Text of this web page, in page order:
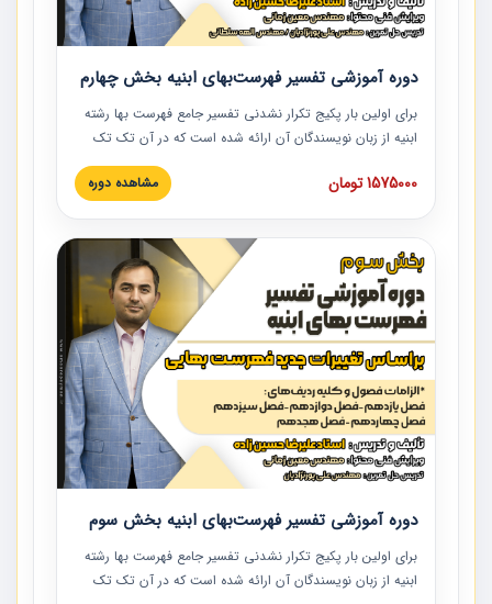
دوره آموزشی تفسیر فهرست‌بهای ابنیه بخش چهارم
برای اولین بار پکیج تکرار نشدنی تفسیر جامع فهرست بها رشته
ابنیه از زبان نویسندگان آن ارائه شده است که در آن تک تک
ردیف ها و مطالب فهرست بها تفسیر و ارائه شده است. این
دوره به صورت کامل تصویری بوده و به همراه تصاویر عملیات
دوره با کلام مهندس علیرضاحسین‌زاده مدیر پروژه مهندسی
مشاور در امر بازنگری فهرست بها رشته ابنیه ارائه شده و به تمام
همکارانی که در حوزه صنعت ساخت در حال فعالیت هستند حتما
توصیه می کنیم از مطالب این دوره استفاده نمایند.
1575000 تومان مشاهده دوره
دوره آموزشی تفسیر فهرست‌بهای ابنیه بخش سوم
برای اولین بار پکیج تکرار نشدنی تفسیر جامع فهرست بها رشته
ابنیه از زبان نویسندگان آن ارائه شده است که در آن تک تک